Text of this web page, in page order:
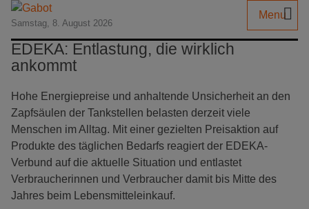
Samstag, 8. August 2026
Menu
EDEKA: Entlastung, die wirklich
ankommt
Hohe Energiepreise und anhaltende Unsicherheit an den
Zapfsäulen der Tankstellen belasten derzeit viele
Menschen im Alltag. Mit einer gezielten Preisaktion auf
Produkte des täglichen Bedarfs reagiert der EDEKA-
Verbund auf die aktuelle Situation und entlastet
Verbraucherinnen und Verbraucher damit bis Mitte des
Jahres beim Lebensmitteleinkauf.